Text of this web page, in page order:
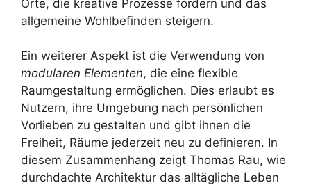
Orte, die kreative Prozesse fördern und das
allgemeine Wohlbefinden steigern.
Ein weiterer Aspekt ist die Verwendung von
modularen Elementen, die eine flexible
Raumgestaltung ermöglichen. Dies erlaubt es
Nutzern, ihre Umgebung nach persönlichen
Vorlieben zu gestalten und gibt ihnen die
Freiheit, Räume jederzeit neu zu definieren. In
diesem Zusammenhang zeigt Thomas Rau, wie
durchdachte Architektur das alltägliche Leben